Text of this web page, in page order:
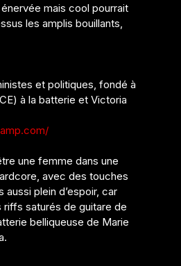
mais cool pourrait
les amplis bouillants,
et politiques, fondé à
à la batterie et Victoria
une femme dans une
avec des touches
plein d’espoir, car
saturés de guitare de
belliqueuse de Marie